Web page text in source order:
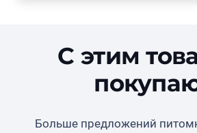
Цветки мелкие, кувшинчатые,
светло-розовым тоном,
красные, круглые, 7-9 мм в
С этим
Больше предложений